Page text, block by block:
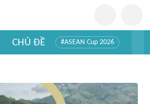
CHỦ ĐỀ #ASEAN Cup 2026